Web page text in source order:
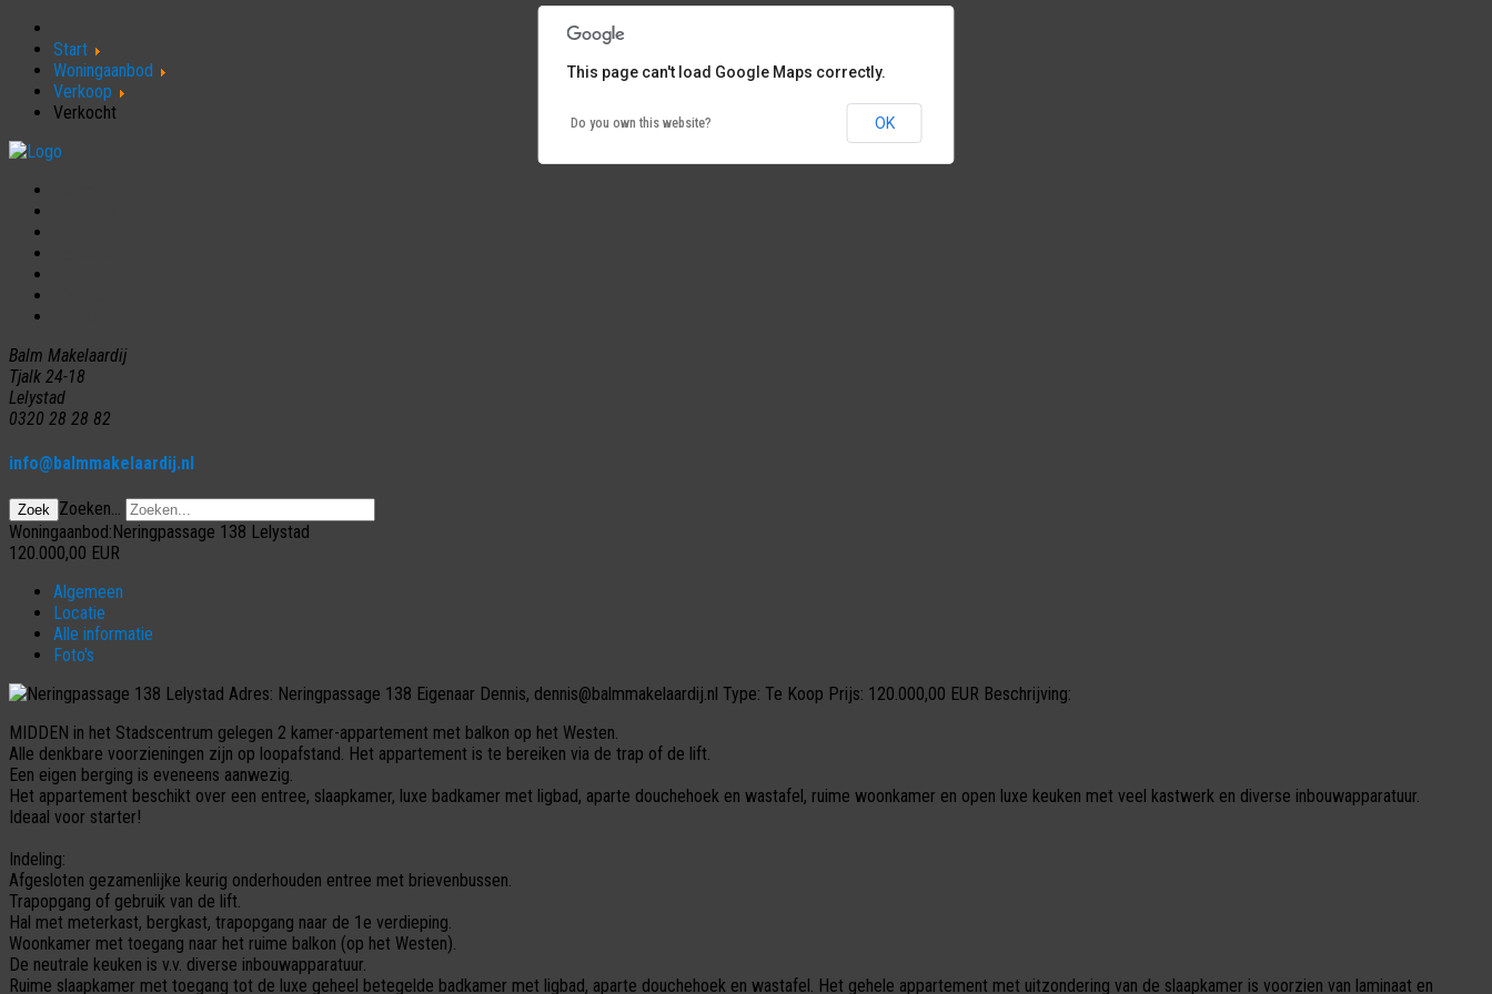
Start
Woningaanbod
Verkoop
Verkocht
Balm Makelaardij
Tjalk 24-18
Lelystad
0320 28 28 82
info@balmmakelaardij.nl
Zoek
Zoeken...
Woningaanbod:Neringpassage 138 Lelystad
120.000,00 EUR
Algemeen
Locatie
Alle informatie
Foto's
Adres: Neringpassage 138 Eigenaar Dennis, dennis@balmmakelaardij.nl Type: Te Koop Prijs: 120.000,00 EUR Beschrijving:
MIDDEN in het Stadscentrum gelegen 2 kamer-appartement met balkon op het Westen.
Alle denkbare voorzieningen zijn op loopafstand. Het appartement is te bereiken via de trap of de lift.
Een eigen berging is eveneens aanwezig.
Het appartement beschikt over een entree, slaapkamer, luxe badkamer met ligbad, aparte douchehoek en wastafel, ruime woonkamer en open luxe keuken met veel kastwerk en diverse inbouwapparatuur.
Ideaal voor starter!
Indeling:
Afgesloten gezamenlijke keurig onderhouden entree met brievenbussen.
Trapopgang of gebruik van de lift.
Hal met meterkast, bergkast, trapopgang naar de 1e verdieping.
Woonkamer met toegang naar het ruime balkon (op het Westen).
De neutrale keuken is v.v. diverse inbouwapparatuur.
Ruime slaapkamer met toegang tot de luxe geheel betegelde badkamer met ligbad, aparte douchehoek en wastafel. Het gehele appartement met uitzondering van de slaapkamer is voorzien van laminaat en
This page can't load Google Maps correctly.
Do you own this website? OK
This page can't load Google Maps correctly.
Do you own this website? OK